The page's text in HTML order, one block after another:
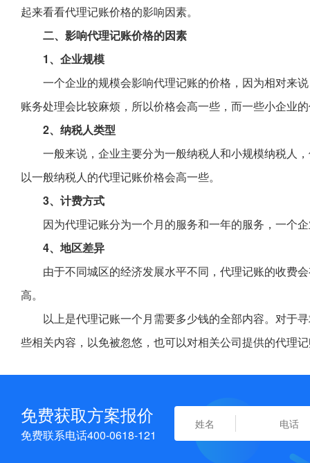
起来看看代理记账价格的影响因素。
二、影响代理记账价格的因素
1、企业规模
一个企业的规模会影响代理记账的价格，因为相对来
账务处理会比较麻烦，所以价格会高一些，而一些小企业
2、纳税人类型
一般来说，企业主要分为一般纳税人和小规模纳税人
以一般纳税人的代理记账价格会高一些。
3、计费方式
因为代理记账分为一个月的服务和一年的服务，一个
4、地区差异
由于不同城区的经济发展水平不同，代理记账的收费
高。
以上是代理记账一个月需要多少钱的全部内容。对于
些相关内容，以免被忽悠，也可以对相关公司提供的代理
免费获取方案报价
免费联系电话400-0618-121